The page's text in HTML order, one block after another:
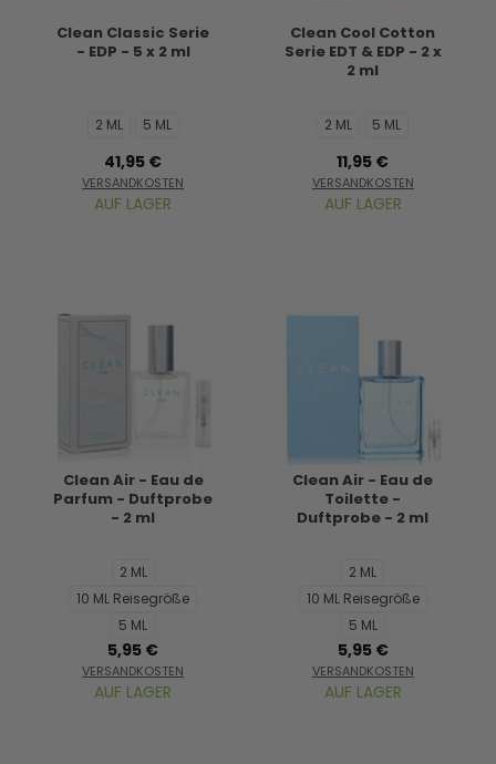
Clean Classic Serie
- EDP - 5 x 2 ml
2 ML 5 ML
41,95 €
VERSANDKOSTEN
AUF LAGER
Clean Cool Cotton
Serie EDT & EDP - 2 x
2 ml
2 ML 5 ML
11,95 €
VERSANDKOSTEN
AUF LAGER
Clean Air - Eau de
Parfum - Duftprobe
- 2 ml
2 ML
10 ML Reisegröße
5 ML
5,95 €
VERSANDKOSTEN
AUF LAGER
Clean Air - Eau de
Toilette -
Duftprobe - 2 ml
2 ML
10 ML Reisegröße
5 ML
5,95 €
VERSANDKOSTEN
AUF LAGER